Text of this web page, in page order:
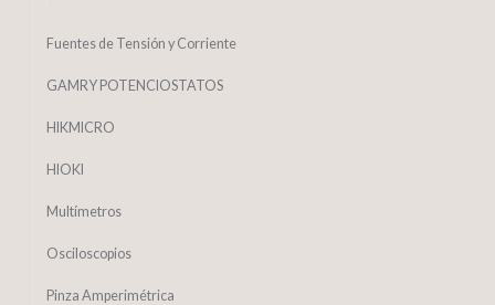
Fuentes de Tensión y Corriente
GAMRY POTENCIOSTATOS
HIKMICRO
HIOKI
Multímetros
Osciloscopios
Pinza Amperimétrica